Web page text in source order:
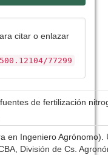
citar o enlazar
77299
de fertilización
en Ingeniero Agrónomo).
División de Cs.